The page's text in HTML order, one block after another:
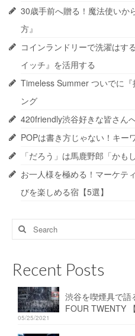
30歳手前へ贈る！魔法使いか
方』
コインランドリーで洗濯はす
イッチ』を活用する
Timeless Summer ついでに
ング
420friendly渋谷好きな皆さん
POPは書き方じゃない！キー
「だろう」は馬鹿野郎「かも
お一人様を極める！マーケテ
びを楽しめる宿【5選】
Search
for:
Recent Posts
渋谷を喫煙具で語
FOUR TWENTY
05/25/2021